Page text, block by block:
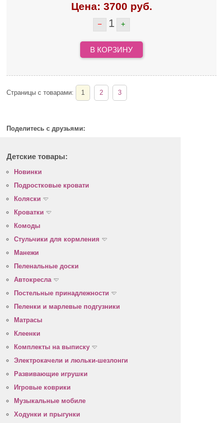
Цена: 3700 руб.
− 1 +
В КОРЗИНУ
Страницы с товарами: 1 2 3
Поделитесь с друзьями:
Детские товары:
Новинки
Подростковые кровати
Коляски
Кроватки
Комоды
Стульчики для кормления
Манежи
Пеленальные доски
Автокресла
Постельные принадлежности
Пеленки и марлевые подгузники
Матрасы
Клеенки
Комплекты на выписку
Электрокачели и люльки-шезлонги
Развивающие игрушки
Игровые коврики
Музыкальные мобиле
Ходунки и прыгунки